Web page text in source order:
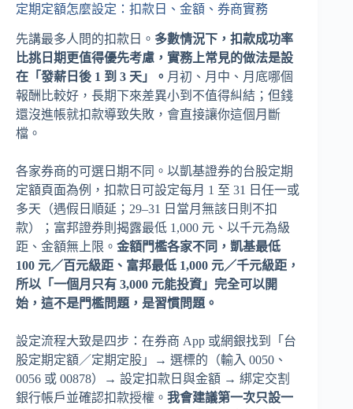
定期定額怎麼設定：扣款日、金額、券商實務
先講最多人問的扣款日。 多數情況下，扣款成功率
比挑日期更值得優先考慮，實務上常見的做法是設
在「發薪日後 1 到 3 天」。 月初、月中、月底哪個
報酬比較好，長期下來差異小到不值得糾結；但錢
還沒進帳就扣款導致失敗，會直接讓你這個月斷
檔。
各家券商的可選日期不同。以凱基證券的台股定期
定額頁面為例，扣款日可設定每月 1 至 31 日任一或
多天（遇假日順延；29–31 日當月無該日則不扣
款）；富邦證券則揭露最低 1,000 元、以千元為級
距、金額無上限。 金額門檻各家不同，凱基最低
100 元／百元級距、富邦最低 1,000 元／千元級距，
所以「一個月只有 3,000 元能投資」完全可以開
始，這不是門檻問題，是習慣問題。
設定流程大致是四步：在券商 App 或網銀找到「台
股定期定額／定期定股」→ 選標的（輸入 0050、
0056 或 00878）→ 設定扣款日與金額 → 綁定交割
銀行帳戶並確認扣款授權。 我會建議第一次只設一